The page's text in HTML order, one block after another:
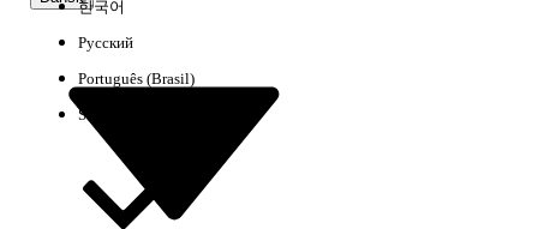
한국어
Русский
Português (Brasil)
Suomi